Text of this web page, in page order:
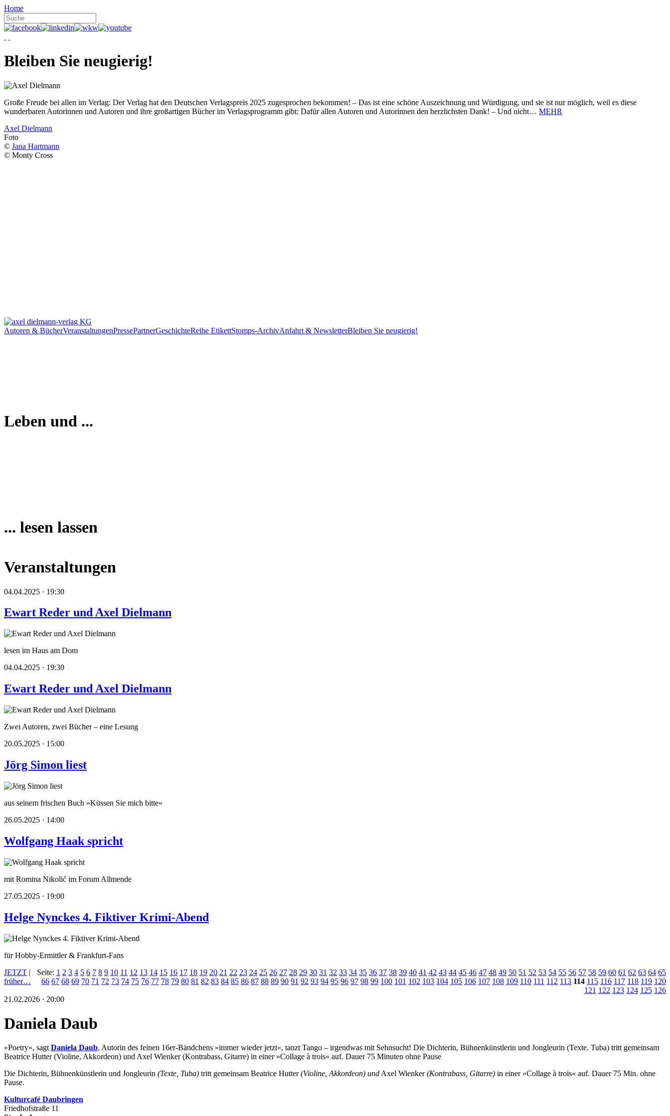
Home
Bleiben Sie neugierig!
Große Freude bei allen im Verlag: Der Verlag hat den Deutschen Verlagspreis 2025 zugesprochen bekommen! – Das ist eine schöne Auszeichnung und Würdigung, und sie ist nur möglich, weil es diese
wunderbaren Autorinnen und Autoren und ihre großartigen Bücher im Verlagsprogramm gibt: Dafür allen Autoren und Autorinnen den herzlichsten Dank! – Und nicht… MEHR
Axel Dielmann
Foto
© Jana Hartmann
© Monty Cross
Autoren & BücherVeranstaltungenPressePartnerGeschichteReihe EtikettStomps-ArchivAnfahrt & NewsletterBleiben Sie neugierig!
Leben und ...
... lesen lassen
Veranstaltungen
04.04.2025 · 19:30
Ewart Reder und Axel Dielmann
lesen im Haus am Dom
04.04.2025 · 19:30
Ewart Reder und Axel Dielmann
Zwei Autoren, zwei Bücher – eine Lesung
20.05.2025 · 15:00
Jörg Simon liest
aus seinem frischen Buch »Küssen Sie mich bitte«
26.05.2025 · 14:00
Wolfgang Haak spricht
mit Romina Nikolić im Forum Allmende
27.05.2025 · 19:00
Helge Nynckes 4. Fiktiver Krimi-Abend
für Hobby-Ermittler & Frankfurt-Fans
JETZT |
früher…
Seite: 1 2 3 4 5 6 7 8 9 10 11 12 13 14 15 16 17 18 19 20 21 22 23 24 25 26 27 28 29 30 31 32 33 34 35 36 37 38 39 40 41 42 43 44 45 46 47 48 49 50 51 52 53 54 55 56 57 58 59 60 61 62 63 64 65
66 67 68 69 70 71 72 73 74 75 76 77 78 79 80 81 82 83 84 85 86 87 88 89 90 91 92 93 94 95 96 97 98 99 100 101 102 103 104 105 106 107 108 109 110 111 112 113 114 115 116 117 118 119 120
121 122 123 124 125 126
21.02.2026 · 20:00
Daniela Daub
»Poetry«, sagtDaniela Daub, Autorin des feinen 16er-Bändchens »immer wieder jetzt«, tanzt Tango – irgendwas mit Sehnsucht! Die Dichterin, Bühnenkünstlerin und Jongleurin (Texte. Tuba) tritt gemeinsam
Beatrice Hutter (Violine, Akkordeon) und Axel Wienker (Kontrabass, Gitarre) in einer »Collage à trois« auf. Dauer 75 Minuten ohne Pause
Die Dichterin, Bühnenkünstlerin und Jongleurin (Texte, Tuba) tritt gemeinsam Beatrice Hutter(Violine, Akkordeon) undAxel Wienker(Kontrabass, Gitarre) in einer »Collage à trois« auf. Dauer 75 Min. ohne
Pause.
Kulturcafé Daubringen
Friedhofstraße 11